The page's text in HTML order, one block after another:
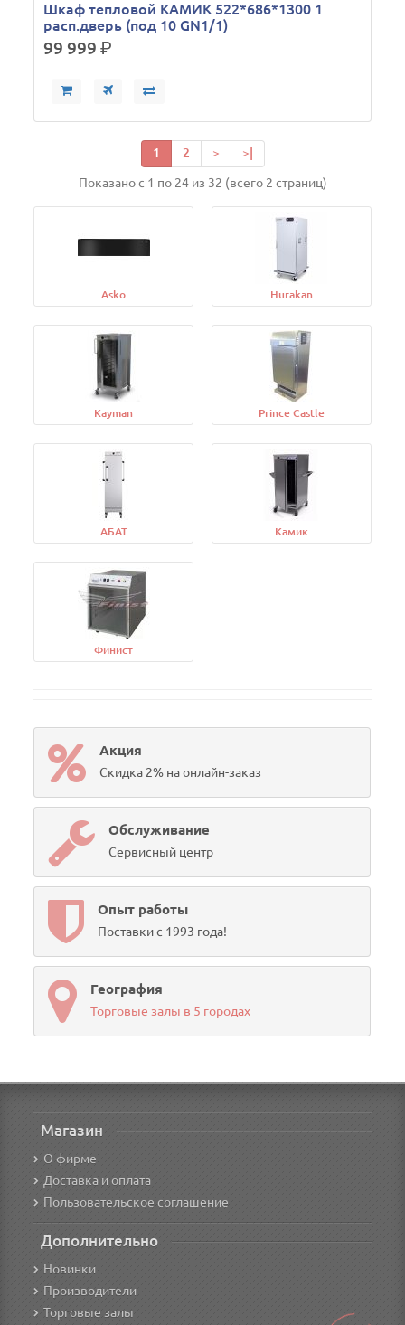
Шкаф тепловой КАМИК 522*686*1300 1
расп.дверь (под 10 GN1/1)
99 999р.
1 2 > >|
Показано с 1 по 24 из 32 (всего 2 страниц)
Asko Hurakan
Kayman Prince Castle
АБАТ Камик
Финист
Акция
Скидка 2% на онлайн-заказ
Обслуживание
Сервисный центр
Опыт работы
Поставки с 1993 года!
География
Торговые залы в 5 городах
Магазин
О фирме
Доставка и оплата
Пользовательское соглашение
Дополнительно
Новинки
Производители
Торговые залы